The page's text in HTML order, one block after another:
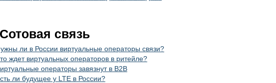
связь
ли в России виртуальные операторы связи?
ждет виртуальных операторов в ритейле?
операторы завязнут в B2B
ли будущее у LTE в России?